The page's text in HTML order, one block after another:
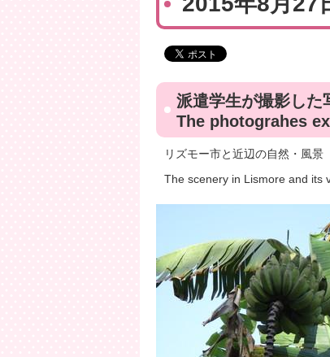
派遣学生が撮影した
The photograhes
リズモー市と近辺の自然・風景
The scenery in Lismore and its